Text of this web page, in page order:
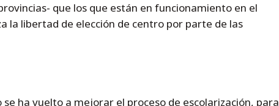
que los que están en funcionamiento en el
la libertad de elección de centro por parte de las
ha vuelto a mejorar el proceso de escolarización, para